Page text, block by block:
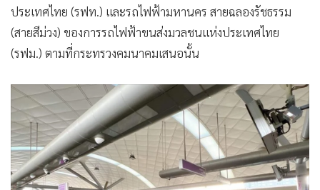
ประเทศไทย (รฟท.) และรถไฟฟ้ามหานคร สายฉลองรัชธรรม
(สายสีม่วง) ของการรถไฟฟ้าขนส่งมวลชนแห่งประเทศไทย
(รฟม.) ตามที่กระทรวงคมนาคมเสนอนั้น